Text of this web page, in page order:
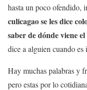
hasta un poco ofendido,
culicagao se les dice
saber de dónde viene
dice a alguien cuando
Hay muchas palabras y
pero estas por lo